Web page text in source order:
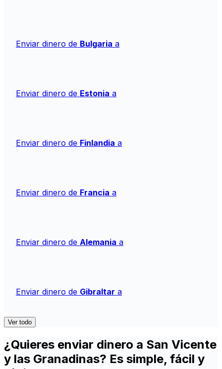
Enviar dinero de Bulgaria a
Enviar dinero de Estonia a
Enviar dinero de Finlandia a
Enviar dinero de Francia a
Enviar dinero de Alemania a
Enviar dinero de Gibraltar a
Ver todo
¿Quieres enviar dinero a San Vicente
y las Granadinas? Es simple, fácil y